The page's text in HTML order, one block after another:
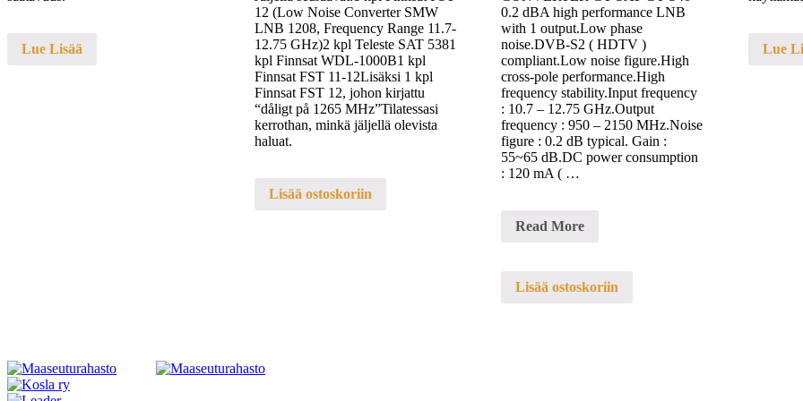
Lue Lisää
12 (Low Noise Converter SMW
LNB 1208, Frequency Range 11.7-
12.75 GHz)2 kpl Teleste SAT 5381
kpl Finnsat WDL-1000B1 kpl
Finnsat FST 11-12Lisäksi 1 kpl
Finnsat FST 12, johon kirjattu
“dåligt på 1265 MHz”Tilatessasi
kerrothan, minkä jäljellä olevista
haluat.
Lisää ostoskoriin
0.2 dBA high performance LNB
with 1 output.Low phase
noise.DVB-S2 ( HDTV )
compliant.Low noise figure.High
cross-pole performance.High
frequency stability.Input frequency
: 10.7 – 12.75 GHz.Output
frequency : 950 – 2150 MHz.Noise
figure : 0.2 dB typical. Gain :
55~65 dB.DC power consumption
: 120 mA ( …
EKUN0107
S40
Read More
Lisää ostoskoriin
Lue